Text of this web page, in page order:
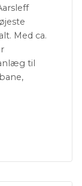
Med ca.
til